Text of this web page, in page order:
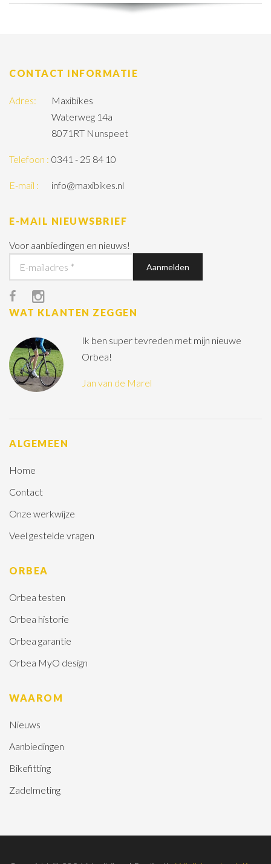
CONTACT INFORMATIE
Adres:
Maxibikes
Waterweg 14a
8071RT Nunspeet
Telefoon : 0341 - 25 84 10
E-mail : info@maxibikes.nl
E-MAIL NIEUWSBRIEF
Voor aanbiedingen en nieuws!
WAT KLANTEN ZEGGEN
Ik ben super tevreden met mijn nieuwe
Orbea!
Jan van de Marel
ALGEMEEN
Home
Contact
Onze werkwijze
Veel gestelde vragen
ORBEA
Orbea testen
Orbea historie
Orbea garantie
Orbea MyO design
WAAROM
Nieuws
Aanbiedingen
Bikefitting
Zadelmeting